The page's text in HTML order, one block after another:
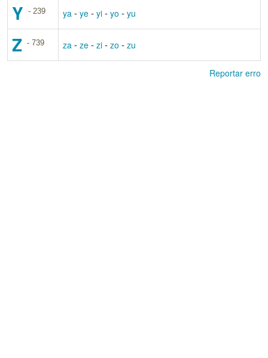
Y - 239 ya - ye - yi - yo - yu
Z - 739 za - ze - zi - zo - zu
Reportar erro